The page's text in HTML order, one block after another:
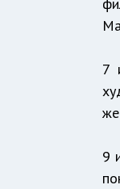
7
9